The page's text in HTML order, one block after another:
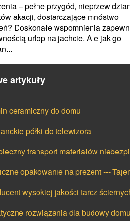
– pełne przygód,
akacji, dostarczające mnóstwo
Doskonałe wspomnienia
urlop na jachcie. Ale jak go
artykuły
ceramiczny do domu
półki do telewizora
transport materiałów
opakowanie na prezent ---
wysokiej jakości tarcz
rozwiązania dla budowy domu